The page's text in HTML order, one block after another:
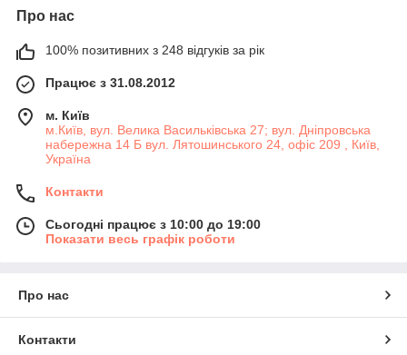
Про нас
100% позитивних з 248 відгуків за рік
Працює з 31.08.2012
м. Київ
м.Київ, вул. Велика Васильківська 27; вул. Дніпровська
набережна 14 Б вул. Лятошинського 24, офіс 209 , Київ,
Україна
Контакти
Сьогодні працює з 10:00 до 19:00
Показати весь графік роботи
Про нас
Контакти